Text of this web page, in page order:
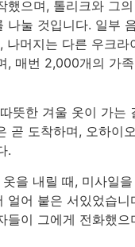
했으며, 톨리크와 그
나눌 것입니다. 일부
나머지는 다른 우크라
, 매번 2,000개의 가
뜻한 겨울 옷이 가는
곧 도착하며, 오하이
.
을 내릴 때, 미사일
얼어 붙은 서있었습니
들이 그에게 전화했으